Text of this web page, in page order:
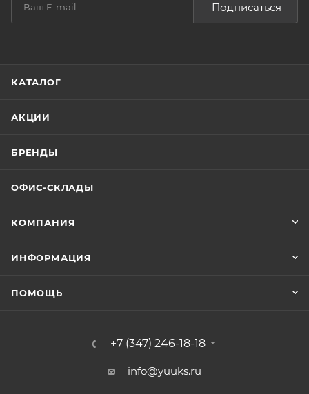
Подписаться
КАТАЛОГ
АКЦИИ
БРЕНДЫ
ОФИС-СКЛАДЫ
КОМПАНИЯ
ИНФОРМАЦИЯ
ПОМОЩЬ
+7 (347) 246-18-18
info@yuuks.ru